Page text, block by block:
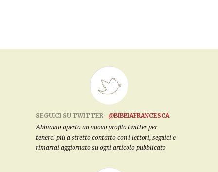
SEGUICI SU TWITTER
@BIBBIAFRANCESCA
Abbiamo aperto un nuovo profilo twitter per
tenerci più a stretto contatto con i lettori, seguici e
rimarrai aggiornato su ogni articolo pubblicato